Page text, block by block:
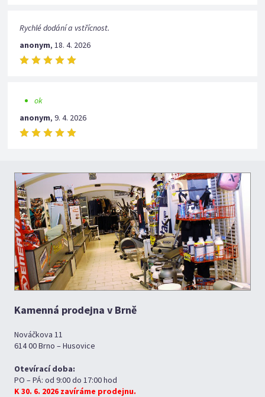
Rychlé dodání a vstřícnost.
anonym,18. 4. 2026
ok
anonym,9. 4. 2026
Kamenná prodejna v Brně
Nováčkova 11
614 00 Brno – Husovice
Otevírací doba:
PO – PÁ: od 9:00 do 17:00 hod
K 30. 6. 2026 zavíráme prodejnu.